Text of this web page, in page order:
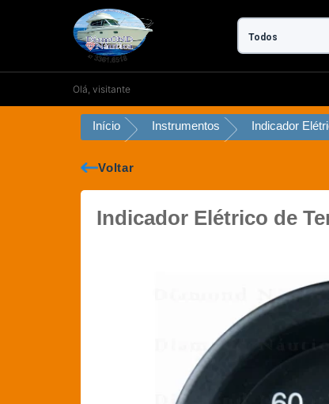
conteúdo
Olá, visitante
Início Instrumentos
Voltar
Indicador Elétrico de